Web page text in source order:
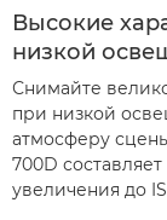
Высокие
низкой
Снимайте
при низкой
атмосферу
700D
увеличения до